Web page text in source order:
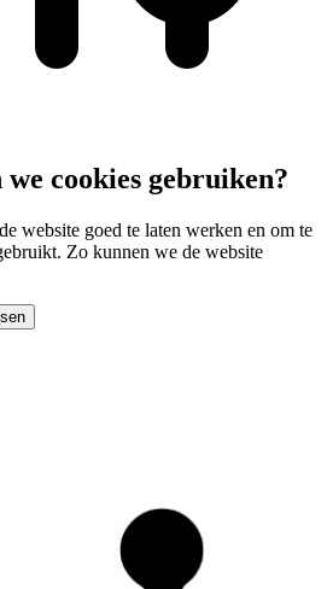
cookies gebruiken?
website goed te laten werken en om te
Zo kunnen we de website